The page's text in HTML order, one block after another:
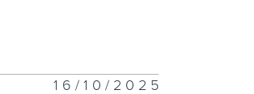
16/10/2025